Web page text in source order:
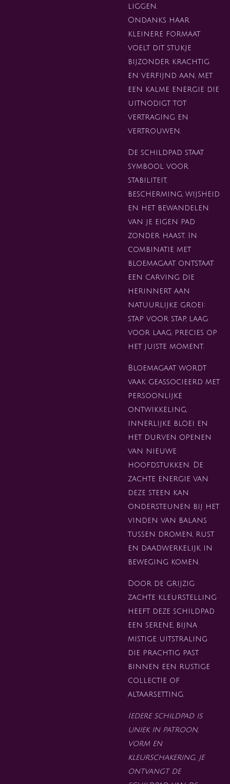
liggen.
Ondanks haar
kleinere formaat
voelt dit stukje
bijzonder krachtig
en verfijnd aan, met
een kalme energie die
uitnodigt tot
vertraging en
vertrouwen.
De schildpad staat
symbool voor
stabiliteit,
bescherming, wijsheid
en het bewandelen
van je eigen pad
zonder haast. In
combinatie met
bloemagaat ontstaat
een carving die
herinnert aan
natuurlijke groei:
stap voor stap, laag
voor laag, precies op
het juiste moment.
Bloemagaat wordt
vaak geassocieerd met
persoonlijke
ontwikkeling,
innerlijke bloei en
het durven openen
van nieuwe
hoofdstukken. De
zachte energie van
deze steen kan
ondersteunen bij het
vinden van balans
tussen dromen, rust
en daadwerkelijk in
beweging komen.
Door de grijzig
zachte kleurstelling
heeft deze schildpad
een serene, bijna
mistige uitstraling
die prachtig past
binnen een rustige
collectie of
altaarsetting.
Iedere schildpad is
uniek in patroon,
vorm en
kleurschakering, je
ontvangt de